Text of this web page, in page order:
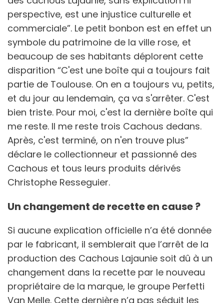
perspective, est une injustice culturelle et
commerciale”. Le petit bonbon est en effet un
symbole du patrimoine de la ville rose, et
beaucoup de ses habitants déplorent cette
disparition “C'est une boîte qui a toujours fait
partie de Toulouse. On en a toujours vu, petits,
et du jour au lendemain, ça va s'arrêter. C'est
bien triste. Pour moi, c'est la dernière boîte qui
me reste. Il me reste trois Cachous dedans.
Après, c'est terminé, on n'en trouve plus”
déclare le collectionneur et passionné des
Cachous et tous leurs produits dérivés
Christophe Resseguier.
Un changement de recette en cause ?
Si aucune explication officielle n’a été donnée
par le fabricant, il semblerait que l’arrêt de la
production des Cachous Lajaunie soit dû à un
changement dans la recette par le nouveau
propriétaire de la marque, le groupe Perfetti
Van Melle. Cette dernière n’a pas séduit les